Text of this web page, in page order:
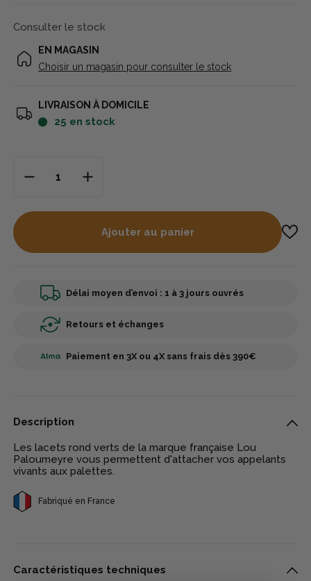
Consulter le stock
EN MAGASIN
Choisir un magasin pour consulter le stock
LIVRAISON À DOMICILE
25 en stock
Ajouter au panier
Délai moyen d’envoi : 1 à 3 jours ouvrés
Retours et échanges
Paiement en 3X ou 4X sans frais dès 390€
Description
Les lacets rond verts de la marque française Lou
Paloumeyre vous permettent d'attacher vos appelants
vivants aux palettes.
Fabriqué en France
Caractéristiques techniques